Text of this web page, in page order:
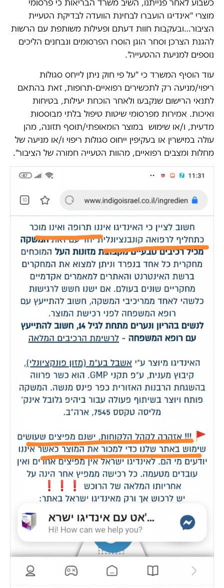
כשבוע לאחר פנייתנו, השיב משרד הבריאות כי פרסומי
מוצרי "אינדיגו הועברו לבחינת הוועדה לבדיקת הטעיית
הציבור…ובעקבות חוות דעתם ופעילות משותפת עם הרשות
להגנת הצרכן וסחר הוגן הוסרו הפרסומים ונבחנים הליכים
נוספים למניעת ההטעייה".
עוד הוסיף המשרד כי "על פי חוק ניתן לייחס סגולות
ריפוי/מניעה רק לתכשירים רפואיים-תרופות, זאת בהתאם
לתנאי הרישום שנקבעו ולאחר הוכחת יעילות, בטיחות
ואיכות. אמירות מפרסומי שיטות טיפול בלתי מבוססות
מדעית, ו/או שימוש במוצר הומאופתי/תוסף תזונה, מהן
עולה במישרין או בעקיפין ייחוס סגולות ריפוי ו/או מניעה של
מחלות ומצבים רפואיים, מהוות הטעייה חמורה של הציבור".